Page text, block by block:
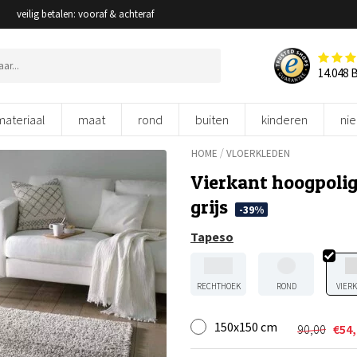
veilig betalen: vooraf & achteraf
14.048
maat rond buiten kinderen
HOME /VLOERKLEDEN
Vierkant
grijs
-39%
Tapeso
RECHTHOEK ROND
150x150 cm 90,00
prijs
€
Huidige
prijs